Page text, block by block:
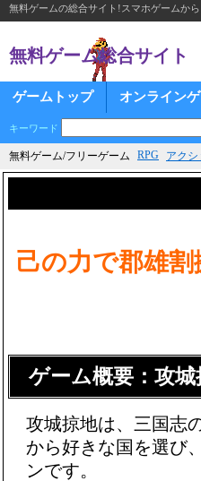
無料ゲームの総合サイト!スマホゲームか
無料ゲーム総合サイト
ゲームトップ オンライン
キーワード
無料ゲーム/フリーゲーム RPG アクシ
己の力で郡雄
ゲーム概要：攻城
攻城掠地は、三国志
から好きな国を選び
ンです。